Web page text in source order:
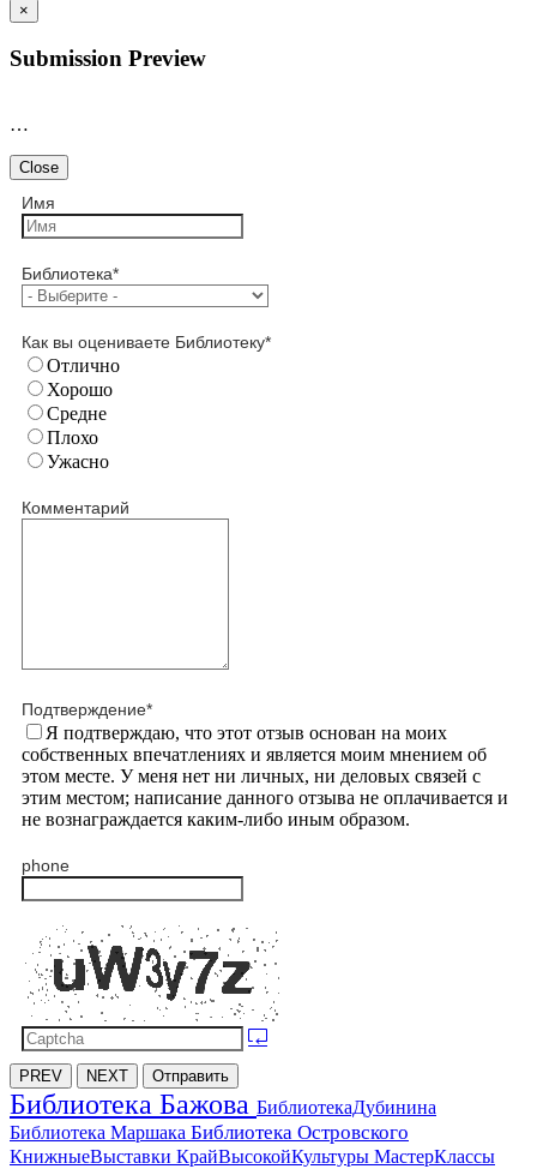
×
Submission Preview
…
Close
Имя
Библиотека*
Как вы оцениваете Библиотеку*
Отлично
Хорошо
Средне
Плохо
Ужасно
Комментарий
Подтверждение*
Я подтверждаю, что этот отзыв основан на моих
собственных впечатлениях и является моим мнением об
этом месте. У меня нет ни личных, ни деловых связей с
этим местом; написание данного отзыва не оплачивается и
не вознаграждается каким-либо иным образом.
phone
PREV NEXT Отправить
Библиотека Бажова БиблиотекаДубинина
Библиотека Маршака Библиотека Островского
КнижныеВыставки КрайВысокойКультуры МастерКлассы